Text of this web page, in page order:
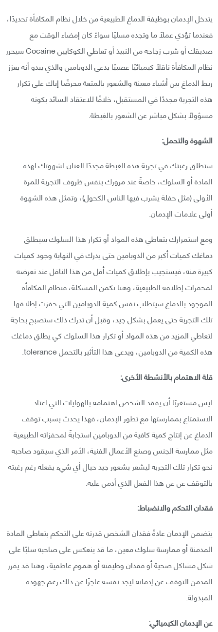
يتدخل الإدمان بوظيفة الدماغ الطبيعية من خلال نظام المكافأة تحديدًا،
فعندما تؤدي عملًا ما وتجده مسليًا سواءً كان إمضاء الوقت مع
صديقك أو شرب زجاجة من النبيذ أو تعاطي الكوكايين Cocaine سيحرر
نظام المكافأة ناقلًا كيميائيًا عصبيًا يدعى الدوبامين والذي يبدو أنه يعزز
ربط الدماغ بين أشياء معينة والشعور بالمتعة محرضًا إياك على تكرار
هذه التجربة مجددًا في المستقبل، خلافًا للاعتقاد السائد بكونه
مسؤولًا بشكل مباشر عن الشعور بالغبطة.
الشهوة والتحمل:
ستطلق رغبتك في تجربة هذه الغبطة مجددًا العنان لشهوتك لهذه
المادة أو السلوك، خاصةً عند مرورك بنفس ظروف التجربة للمرة
الأولى (مثل حفلة يشرب فيها الناس الكحول)، وتمثل هذه الشهوة
أولى علامات الإدمان.
ومع استمرارك بتعاطي هذه المواد أو تكرار هذا السلوك سيطلق
دماغك كميات أكبر من الدوبامين حتى يدرك في النهاية وجود كميات
كبيرة منه، فيستجيب بإطلاق كميات أقل من هذا الناقل عند تعرضه
لمحفزات إطلاقه الطبيعية، وهنا تكمن المشكلة، فنظام المكافأة
الموجود بالدماغ سيتطلب نفس كمية الدوبامين التي حفزت إطلاقها
تلك التجربة حتى يعمل بشكل جيد، وقبل أن تدرك ذلك ستصبح بحاجة
لتعاطي المزيد من هذه المواد أو تكرار هذا السلوك كي يطلق دماغك
هذه الكمية من الدوبامين، ويدعى هذا التأثير بالتحمل tolerance.
قلة الاهتمام بالأنشطة الأخرى:
ليس مستغربًا أن يفقد الشخص اهتمامه بالهوايات التي اعتاد
الاستمتاع بممارستها مع تطور الإدمان، فهذا يحدث بسبب توقف
الدماغ عن إنتاج كمية كافية من الدوبامين استجابةً لمحفزاته الطبيعية
مثل ممارسة الجنس وصنع الأعمال الفنية، الأمر الذي سيقود صاحبه
نحو تكرار تلك التجربة ليشعر بشعور جيد حيال أي شيء يفعله رغم رغبته
بالتوقف عن عن هذا الفعل الذي أدمن عليه.
فقدان التحكم والانضباط:
يتضمن الإدمان عادةً فقدان الشخص قدرته على التحكم بتعاطي المادة
المدمنة أو ممارسة سلوك معين، ما قد ينعكس على صاحبه سلبًا على
شكل مشاكل صحية أو فقدان وظيفته أو هموم عاطفية، وهنا قد يقرر
المدمن التوقف عن إدمانه ليجد نفسه عاجزًا عن ذلك رغم جهوده
المبذولة.
عن الإدمان الكيميائي: